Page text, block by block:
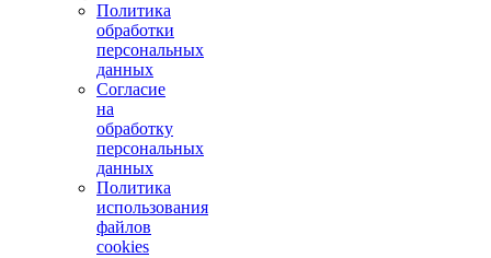
Политика
обработки
персональных
данных
Согласие
на
обработку
персональных
данных
Политика
использования
файлов
cookies